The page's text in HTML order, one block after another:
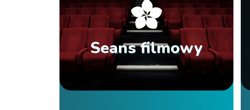
Seans filmowy